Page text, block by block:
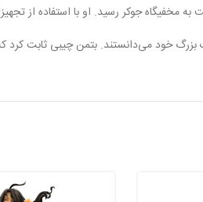
مخفیگاه جوکر رسید. او با استفاده از
بزرگ خود می‌دانستند. بتمن چیبی ثابت